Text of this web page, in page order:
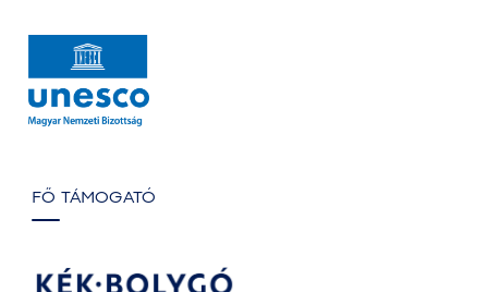
FŐ TÁMOGATÓ